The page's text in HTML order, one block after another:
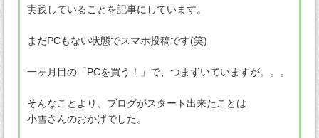
実践していることを記事にしています。
まだPCもない状態でスマホ投稿です(笑)
一ヶ月目の「PCを買う！」で、つまずいていますが。。。
そんなことより、ブログがスタート出来たことは
小雪さんのおかげでした。